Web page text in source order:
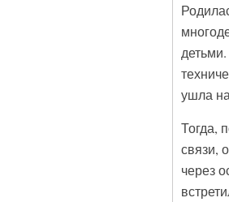
ушла
Тогда,
связи,
через